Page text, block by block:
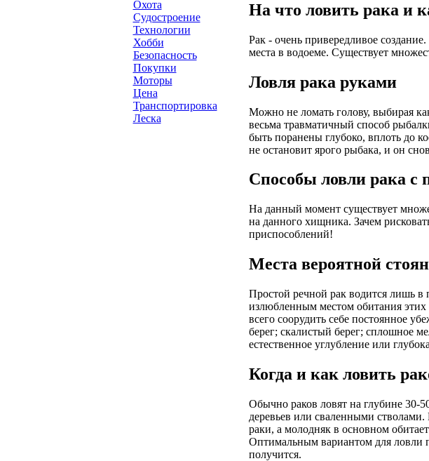
Охота
Судостроение
Технологии
Хобби
Безопасность
Покупки
Моторы
Цена
Транспортировка
Леска
На что ловить рака и
Рак - очень привередливое
места в водоеме. Существует
Ловля рака руками
Можно не ломать голову, выбирая
весьма травматичный способ
быть поранены глубоко, вплоть до
не остановит ярого рыбака, и он
Способы ловли рака с
На данный момент существует
на данного хищника. Зачем
приспособлений!
Места вероятной
Простой речной рак водится лишь в
излюбленным местом обитания
всего соорудить себе постоянное
берег; скалистый берег; сплошное
естественное углубление или
Когда и как ловить
Обычно раков ловят на глубине
деревьев или сваленными
раки, а молодняк в основном
Оптимальным вариантом для ловли
получится.